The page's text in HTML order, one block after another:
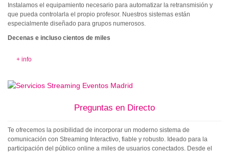
Instalamos el equipamiento necesario para automatizar la retransmisión y
que pueda controlarla el propio profesor. Nuestros sistemas están
especialmente diseñado para grupos numerosos.
Decenas e incluso cientos de miles
+ info
Preguntas en Directo
Te ofrecemos la posibilidad de incorporar un moderno sistema de
comunicación con Streaming Interactivo, fiable y robusto. Ideado para la
participación del público online a miles de usuarios conectados. Desde el